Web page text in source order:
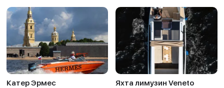
Катер Эрмес Яхта лимузин Veneto